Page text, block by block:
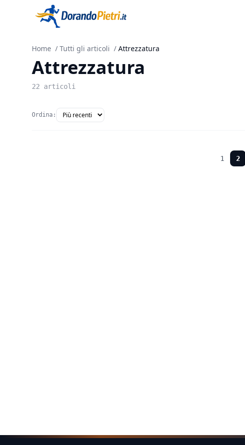
Home / Tutti gli articoli / Attrezzatura
Attrezzatura
22 articoli
Ordina:
1 2